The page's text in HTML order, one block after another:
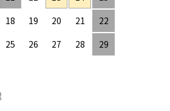
18 19 20 21
22
25 26 27 28
29